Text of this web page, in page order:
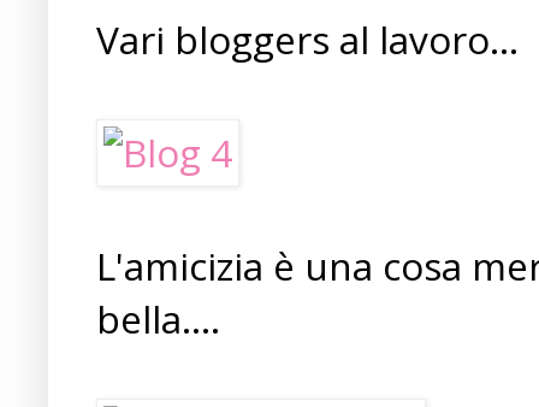
Vari bloggers al lavoro...
L'amicizia è una cosa
bella....